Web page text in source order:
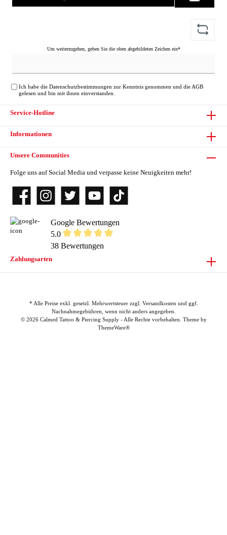
Um weiterzugehen, geben Sie die oben abgebildeten Zeichen ein*
Ich habe dieDatenschutzbestimmungen zur Kenntnis genommen und die AGB
gelesen und bin mit ihnen einverstanden.
Service-Hotline
Informationen
Unsere Communities
Folge uns auf Social Media und verpasse keine Neuigkeiten mehr!
Google Bewertungen
5.0
38 Bewertungen
Zahlungsarten
* Alle Preise exkl. gesetzl. Mehrwertsteuer zzgl. Versandkostenund ggf.
Nachnahmegebühren, wenn nicht anders angegeben.
© 2026 Calmed Tattoo & Piercing Supply - Alle Rechte vorbehalten. Theme by
ThemeWare®